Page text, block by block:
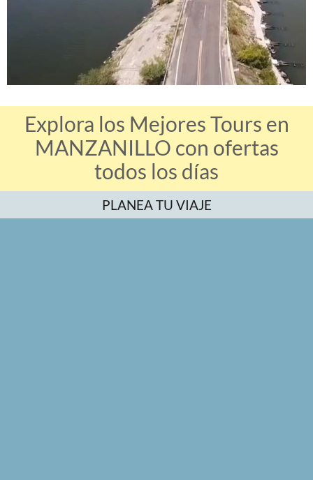
Explora los Mejores Tours en
MANZANILLO con ofertas
todos los días
PLANEA TU VIAJE